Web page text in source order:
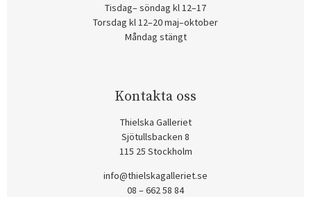
Tisdag– söndag kl 12–17
Torsdag kl 12–20 maj–oktober
Måndag stängt
Kontakta oss
Thielska Galleriet
Sjötullsbacken 8
115 25 Stockholm
info@thielskagalleriet.se
08 – 662 58 84